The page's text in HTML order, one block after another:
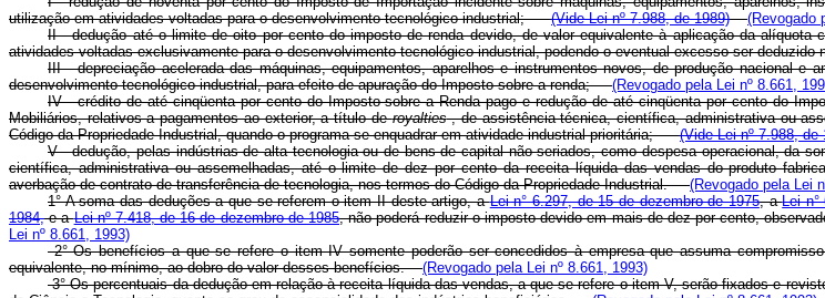
utilização em atividades voltadas para o desenvolvimento tecnológico industrial;
(Vide Lei nº 7.988, de 1989)
(Revogado
II - dedução até o limite de oito por cento do imposto de renda devido, de valor equivalente à aplicação da
atividades voltadas exclusivamente para o desenvolvimento tecnológico industrial, podendo o eventual excesso ser
III - depreciação acelerada das máquinas, equipamentos, aparelhos e instrumentos novos, de produção nacional
desenvolvimento tecnológico industrial, para efeito de apuração do Imposto sobre a renda;(Revogado pela Lei nº 8.661,
IV - crédito de até cinqüenta por cento do Imposto sobre a Renda pago e redução de até cinqüenta por cento do
Mobiliários, relativos a pagamentos ao exterior, a título deroyalties, de assistência técnica, científica, administrativa ou
Código da Propriedade Industrial, quando o programa se enquadrar em atividade industrial prioritária;(Vide Lei nº 7.988, de
V - dedução, pelas indústrias de alta tecnologia ou de bens de capital não seriados, como despesa operacional, da
científica, administrativa ou assemelhadas, até o limite de dez por cento da receita líquida das vendas do produto
averbação de contrato de transferência de tecnologia, nos termos do Código da Propriedade Industrial.(Revogado pela Lei
1° A soma das deduções a que se referem o item II deste artigo, aLei n° 6.297, de 15 de dezembro de 1975, aLei n°
1984,e aLei nº 7.418, de 16 de dezembro de 1985, não poderá reduzir o imposto devido em mais de dez por cento,
Lei nº 8.661, 1993)
2° Os benefícios a que se refere o item IV somente poderão ser concedidos à empresa que assuma
equivalente, no mínimo, ao dobro do valor desses benefícios.(Revogado pela Lei nº 8.661, 1993)
3° Os percentuais da dedução em relação à receita líquida das vendas, a que se refere o item V, serão fixados e